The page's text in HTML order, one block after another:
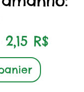
2,15 R$